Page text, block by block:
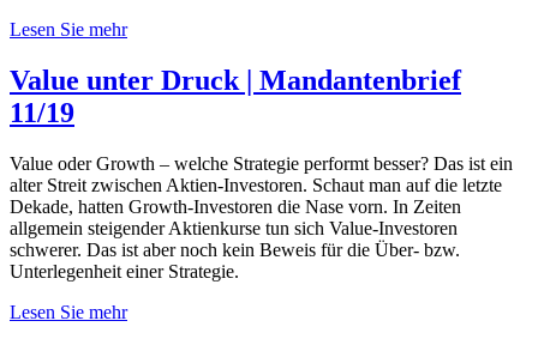
Lesen Sie mehr
Value unter Druck | Mandantenbrief
11/19
Value oder Growth – welche Strategie performt besser? Das ist ein
alter Streit zwischen Aktien-Investoren. Schaut man auf die letzte
Dekade, hatten Growth-Investoren die Nase vorn. In Zeiten
allgemein steigender Aktienkurse tun sich Value-Investoren
schwerer. Das ist aber noch kein Beweis für die Über- bzw.
Unterlegenheit einer Strategie.
Lesen Sie mehr